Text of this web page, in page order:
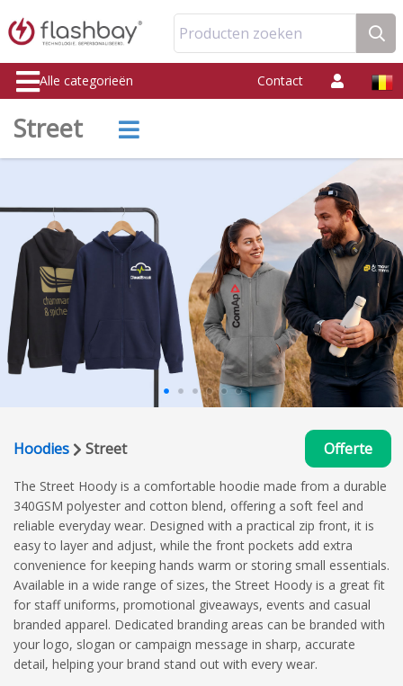
Producten zoeken
Alle categorieën Contact
Street
Hoodies Street Offerte
The Street Hoody is a comfortable hoodie made from a durable
340GSM polyester and cotton blend, offering a soft feel and
reliable everyday wear. Designed with a practical zip front, it is
easy to layer and adjust, while the front pockets add extra
convenience for keeping hands warm or storing small essentials.
Available in a wide range of sizes, the Street Hoody is a great fit
for staff uniforms, promotional giveaways, events and casual
branded apparel. Dedicated branding areas can be branded with
your logo, slogan or campaign message in sharp, accurate
detail, helping your brand stand out with every wear.